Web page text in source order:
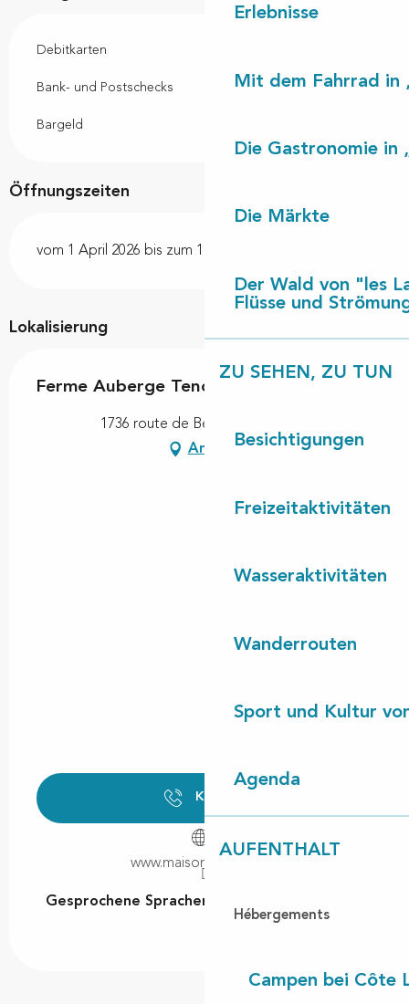
Erlebnisse
Mit dem Fahrrad in
Die Gastronomie in
Die Märkte
Der Wald von "les
Flüsse und
ZU SEHEN, ZU TUN
Besichtigungen
Freizeitaktivitäten
Wasseraktivitäten
Wanderrouten
Sport und Kultur
Agenda
AUFENTHALT
Hébergements
Campen bei Côte
Debitkarten
Bank- und Postschecks
Bargeld
Öffnungszeiten
vom 1 April 2026 bis zum 15 Oktober 2026
Lokalisierung
Ferme Auberge Tenoy
1736 route de Betoy, 40550 Léon
Anfahrt
Kontakt
www.maison-tenoy.com
Gesprochene Sprachen
Gesprochene Sprachen